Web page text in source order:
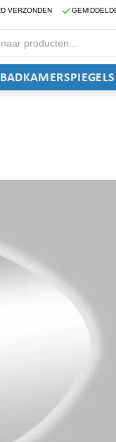
VERZONDEN
BADKAMERSPIEGELS